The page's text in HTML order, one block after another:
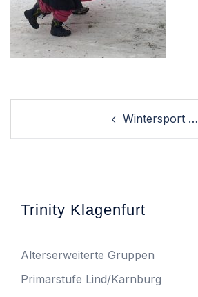
Wintersport …
Trinity Klagenfurt
Alterserweiterte Gruppen
Primarstufe Lind/Karnburg